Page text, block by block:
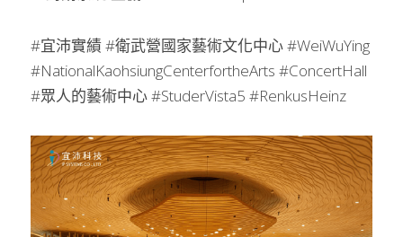
#宜沛實績 #衛武營國家藝術文化中心 #WeiWuYing
#NationalKaohsiungCenterfortheArts #ConcertHall
#眾人的藝術中心 #StuderVista5 #RenkusHeinz